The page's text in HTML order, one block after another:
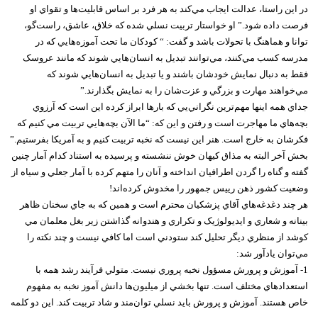
در اين راستا، عدالت ايجاب مي‌کند به هر فرد بر اساس قابليت‌ها و تقواي او
فرصت داده شود.” او خواستار تربيت نسلي شده که خلاق، عاشق، راست‌گو،
توانا و هماهنگ با تحولات باشد و گفت: “ ‌کودکان ما تحت آموزه‌هايي که در
مدرسه کسب مي‌کنند، مي‌توانند تبديل به انسان‌هايي شوند که مانند عروسک
فقط به دنبال نمايش خودشان باشند و يا تبديل به انسان‌هايي شوند که
مي‌خواهند مهارت و بزرگي و عزت‌شان را به نمايش بگذارند.”
جداي همه اينها مهم‌ترين نگراني‌يي که بارها ابراز کرده اين است که آرزوي
بچه‌هاي ما مهاجرت است و رفتن و اين که: “ما الآن بچه‌هايي تربيت مي کنيم که
فکرشان به خارج است. هنر اين نيست که نخبه تربيت کنيم و به آمريکا بفرستيم.”
بخش آخر البته به مذاق کيهان خوش ننشسته و پرسيده به استناد کدام آمار چنين
گفته و گناه را گردن اطرافيان انداخته و آنان را متهم کرده با آمار جعلي و سياه از
وضعيت کشور ذهن رييس جمهور را مخدوش کرده‌اند!
هر چند دغدغه‌هاي آقاي پزشکيان محترم است و همين که به جاي سخنان ظاهر
بينانه و شعاري و ايديولوژيک و تکراري و هندوانه گذاشتن زير بغل معلمان مي
کوشد از منظري ديگر تحليل کند ستودني است اما کافي نيست و چند نکته را
مي‌توان يادآور شد:
1- آموزش و پرورش مسؤول نخبه پروري نيست. متولي فرآيند رشد همه با
استعدادهاي مختلف است. تنها بخشي از ميليون‌ها دانش آموز نخبه به مفهوم
خاص هستند. آموزش و پرورش بايد نسلي توان‌مند و شاد تربيت کند. اين دو کلمه